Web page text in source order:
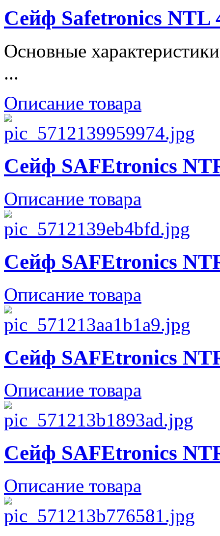
Сейф Safetronics NTL
Основные
...
Описание товара
Сейф SAFEtronics
Описание товара
Сейф SAFEtronics
Описание товара
Сейф SAFEtronics
Описание товара
Сейф SAFEtronics
Описание товара